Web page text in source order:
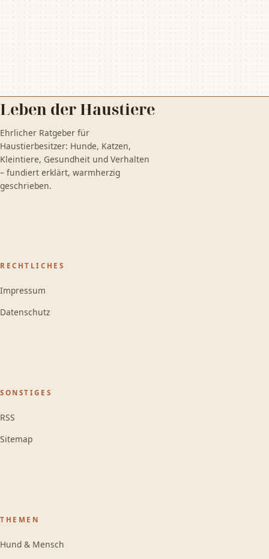
Leben der Haustiere
Ehrlicher Ratgeber für
Haustierbesitzer: Hunde, Katzen,
Kleintiere, Gesundheit und Verhalten
– fundiert erklärt, warmherzig
geschrieben.
RECHTLICHES
Impressum
Datenschutz
SONSTIGES
RSS
Sitemap
THEMEN
Hund & Mensch